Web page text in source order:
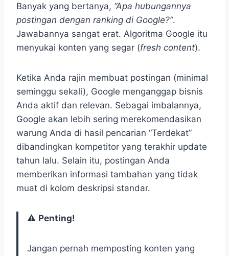
Banyak yang bertanya, “Apa hubungannya
postingan dengan ranking di Google?”.
Jawabannya sangat erat. Algoritma Google itu
menyukai konten yang segar (fresh content).
Ketika Anda rajin membuat postingan (minimal
seminggu sekali), Google menganggap bisnis
Anda aktif dan relevan. Sebagai imbalannya,
Google akan lebih sering merekomendasikan
warung Anda di hasil pencarian “Terdekat”
dibandingkan kompetitor yang terakhir update
tahun lalu. Selain itu, postingan Anda
memberikan informasi tambahan yang tidak
muat di kolom deskripsi standar.
⚠️ Penting!
Jangan pernah memposting konten yang